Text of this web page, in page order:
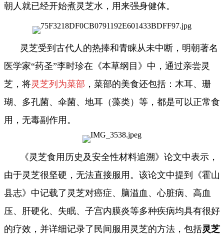
朝人就已经开始煮灵芝水，用来强身健体。
灵芝受到古代人的热捧和青睐从未中断，明朝著名
医学家“药圣”李时珍在《本草纲目》中，通过亲尝灵
芝，将灵芝列为菜部 ，菜部的美食还包括：木耳、珊
瑚、多孔菌、伞菌、地耳（藻类）等，都是可以正常食
用，无毒副作用。
《灵芝食用历史及安全性材料追溯》论文中表示，
由于灵芝很坚硬，无法直接服用。该论文中提到《霍山
县志》中记载了灵芝对癌症、脑溢血、心脏病、高血
压、肝硬化、失眠、子宫内膜炎等多种疾病均具有很好
的疗效，并详细记录了民间服用灵芝的方法，包括灵芝